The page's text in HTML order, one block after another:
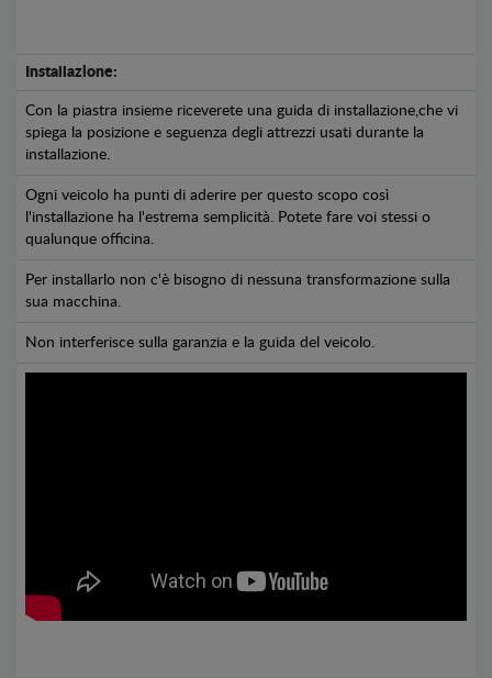
Installazione:
Con la piastra insieme riceverete una guida di installazione,che vi
spiega la posizione e seguenza degli attrezzi usati durante la
installazione.
Ogni veicolo ha punti di aderire per questo scopo così
l'installazione ha l'estrema semplicità. Potete fare voi stessi o
qualunque officina.
Per installarlo non c'è bisogno di nessuna transformazione sulla
sua macchina.
Non interferisce sulla garanzia e la guida del veicolo.